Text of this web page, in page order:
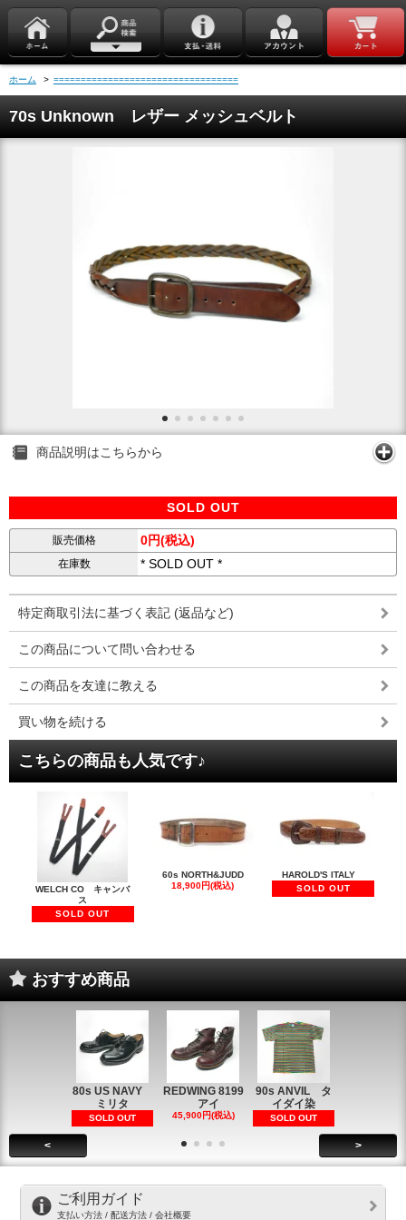
ホーム > ==================================
70s Unknown レザー メッシュベルト
商品説明はこちらから
SOLD OUT
販売価格 0円(税込)
在庫数 * SOLD OUT *
特定商取引法に基づく表記 (返品など)
この商品について問い合わせる
この商品を友達に教える
買い物を続ける
こちらの商品も人気です♪
WELCH CO キャンバ
ス
SOLD OUT
60s NORTH&JUDD
18,900円(税込)
HAROLD'S ITALY
SOLD OUT
おすすめ商品
80s US NAVY
ミリタ
SOLD OUT
REDWING 8199
アイ
45,900円(税込)
90s ANVIL タ
イダイ染
SOLD OUT
< >
ご利用ガイド
支払い方法 / 配送方法 / 会社概要